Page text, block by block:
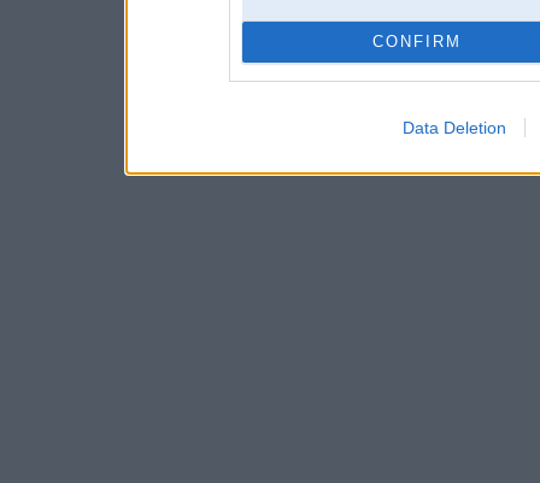
CONFIRM
Data Deletion